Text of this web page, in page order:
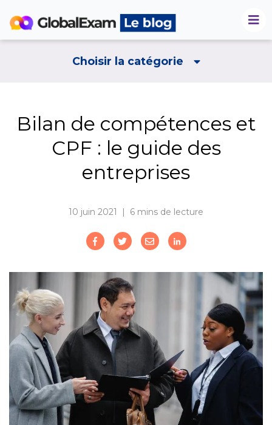
Choisir la catégorie
Bilan de compétences et
CPF : le guide des
entreprises
10 juin 2021 | 6 mins de lecture